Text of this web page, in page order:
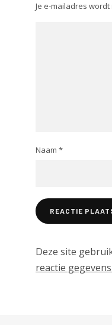
Je e-mailadres
Naam *
Deze site
reactie